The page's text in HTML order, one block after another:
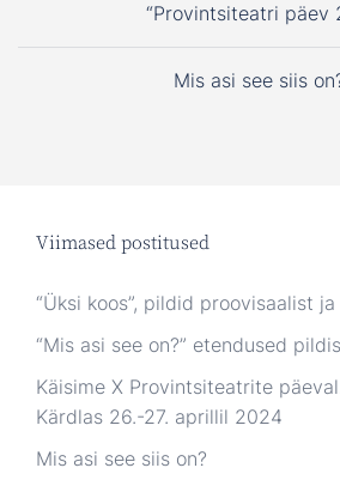
“Provintsiteatri päev
Mis asi see siis
Viimased postitused
“Üksi koos”, pildid proovisaalist
“Mis asi see on?” etendused pildis
Käisime X Provintsiteatrite
Kärdlas 26.-27. aprillil 2024
Mis asi see siis on?